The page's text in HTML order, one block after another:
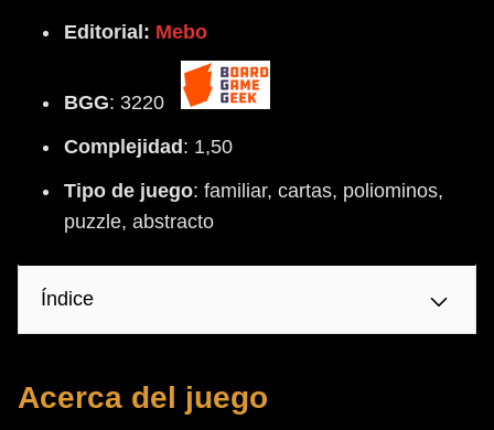
Editorial: Mebo
BGG: 3220
Complejidad : 1,50
Tipo de juego: familiar, cartas, poliominos,
puzzle, abstracto
Índice
Acerca del juego